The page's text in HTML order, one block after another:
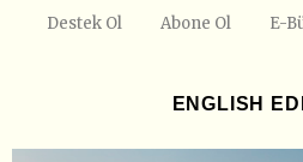
Destek Ol Abone Ol E-
ENGLISH